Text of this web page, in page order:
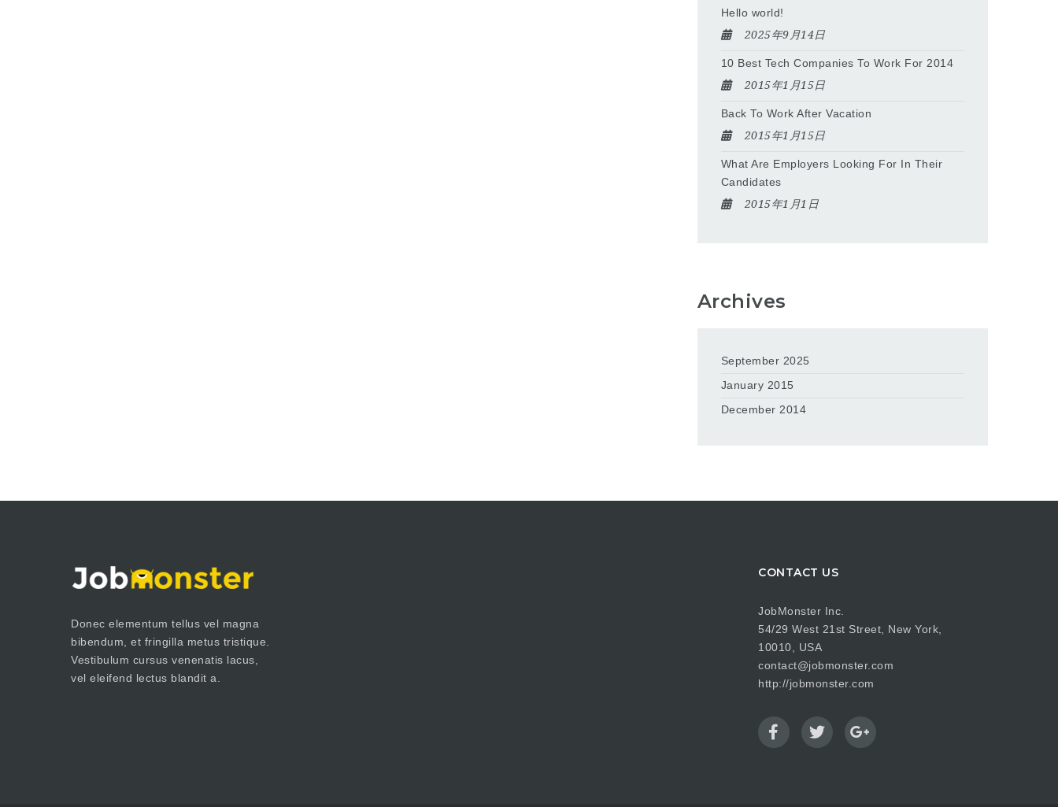
Hello world!
2025年9月14日
10 Best Tech Companies To Work For 2014
2015年1月15日
Back To Work After Vacation
2015年1月15日
What Are Employers Looking For In Their
Candidates
2015年1月1日
Archives
September 2025
January 2015
December 2014
Donec elementum tellus vel magna
bibendum, et fringilla metus tristique.
Vestibulum cursus venenatis lacus,
vel eleifend lectus blandit a.
CONTACT US
JobMonster Inc.
54/29 West 21st Street, New York,
10010, USA
contact@jobmonster.com
http://jobmonster.com